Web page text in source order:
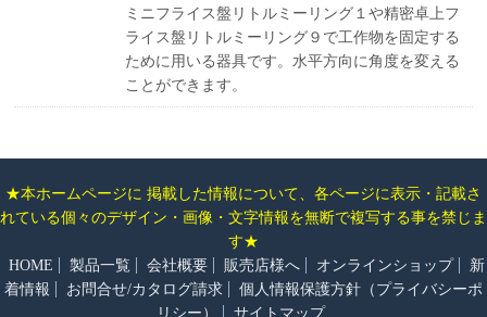
ミニフライス盤リトルミーリング１や精密卓上フ
ライス盤リトルミーリング９で工作物を固定する
ために用いる器具です。水平方向に角度を変える
ことができます。
★本ホームページに 掲載した情報について、各ページに表示・記載さ
れている個々のデザイン・画像・文字情報を無断で複写する事を禁じま
す★
HOME
製品一覧 会社概要 販売店様へ オンラインショップ
新
着情報
お問合せ/カタログ請求
個人情報保護方針（プライバシーポ
リシー）
サイトマップ